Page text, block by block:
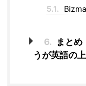
5.1.
6.
まとめ
うが英語の